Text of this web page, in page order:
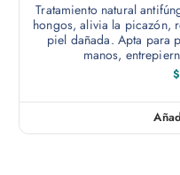
Tratamiento natural
hongos, alivia la picazón,
piel dañada. Apta para
manos,
$